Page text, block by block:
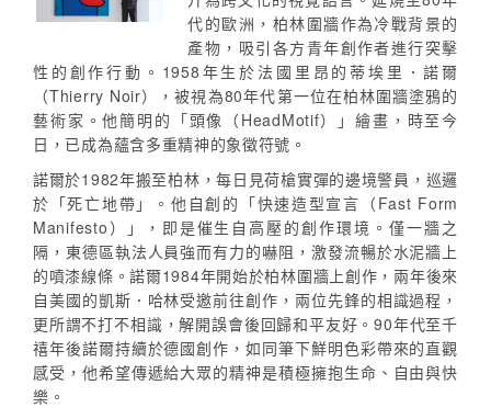
代的歐洲，柏林圍牆作為冷戰背景的
產物，吸引各方青年創作者進行突擊
性的創作行動。1958年生於法國里昂的蒂埃里．諾爾
（Thierry Noir），被視為80年代第一位在柏林圍牆塗鴉的
藝術家。他簡明的「頭像（HeadMotif）」繪畫，時至今
日，已成為蘊含多重精神的象徵符號。
諾爾於1982年搬至柏林，每日見荷槍實彈的邊境警員，巡邏
於「死亡地帶」。他自創的「快速造型宣言（Fast Form
Manifesto）」，即是催生自高壓的創作環境。僅一牆之
隔，東德區執法人員強而有力的嚇阻，激發流暢於水泥牆上
的噴漆線條。諾爾1984年開始於柏林圍牆上創作，兩年後來
自美國的凱斯．哈林受邀前往創作，兩位先鋒的相識過程，
更所謂不打不相識，解開誤會後回歸和平友好。90年代至千
禧年後諾爾持續於德國創作，如同筆下鮮明色彩帶來的直觀
感受，他希望傳遞給大眾的精神是積極擁抱生命、自由與快
樂。